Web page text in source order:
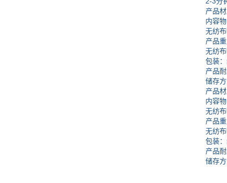
产品材
内容物
无纺布
产品重
无纺布
包装：
产品耐
储存方式
产品材
内容物
无纺布
产品重
无纺布
包装：
产品耐
储存方式